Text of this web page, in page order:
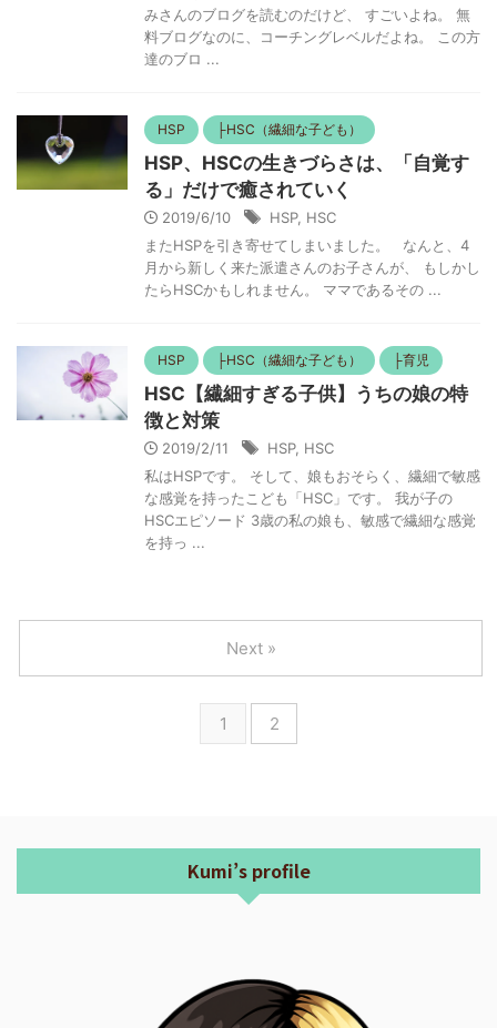
みさんのブログを読むのだけど、 すごいよね。 無
料ブログなのに、コーチングレベルだよね。 この方
達のブロ ...
HSP ├HSC（繊細な子ども）
HSP、HSCの生きづらさは、「自覚す
る」だけで癒されていく
2019/6/10 HSP, HSC
またHSPを引き寄せてしまいました。 なんと、4
月から新しく来た派遣さんのお子さんが、 もしかし
たらHSCかもしれません。 ママであるその ...
HSP ├HSC（繊細な子ども） ├育児
HSC【繊細すぎる子供】うちの娘の特
徴と対策
2019/2/11 HSP, HSC
私はHSPです。 そして、娘もおそらく、繊細で敏感
な感覚を持ったこども「HSC」です。 我が子の
HSCエピソード 3歳の私の娘も、敏感で繊細な感覚
を持っ ...
1 2
Next »
Kumi’s profile